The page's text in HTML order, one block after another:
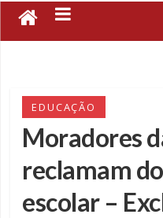
EDUCAÇÃO
Moradores
reclamam
escolar –